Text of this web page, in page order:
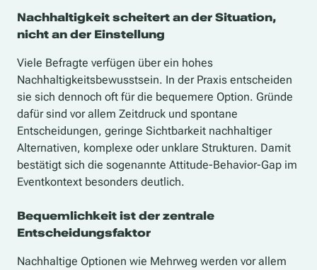
Nachhaltigkeit scheitert an der Situation,
nicht an der Einstellung
Viele Befragte verfügen über ein hohes
Nachhaltigkeitsbewusstsein. In der Praxis entscheiden
sie sich dennoch oft für die bequemere Option. Gründe
dafür sind vor allem Zeitdruck und spontane
Entscheidungen, geringe Sichtbarkeit nachhaltiger
Alternativen, komplexe oder unklare Strukturen. Damit
bestätigt sich die sogenannte Attitude-Behavior-Gap im
Eventkontext besonders deutlich.
Bequemlichkeit ist der zentrale
Entscheidungsfaktor
Nachhaltige Optionen wie Mehrweg werden vor allem